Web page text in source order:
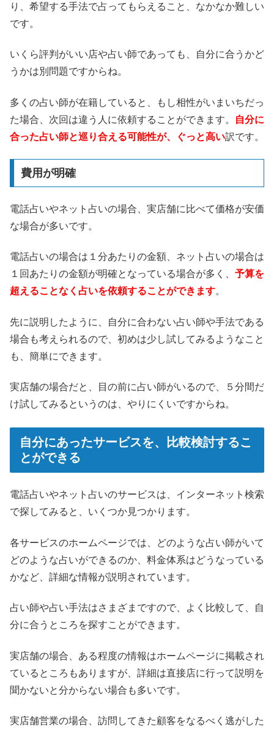
り、希望する手法で占ってもらえること、なかなか難しい
です。
いくら評判がいい店や占い師であっても、自分に合うかど
うかは別問題ですからね。
多くの占い師が在籍していると、もし相性がいまいちだっ
た場合、次回は違う人に依頼することができます。
自分に
合った占い師と巡り合える可能性が、ぐっと高い訳です。
費用が明確
電話占いやネット占いの場合、実店舗に比べて価格が安価
な場合が多いです。
電話占いの場合は１分あたりの金額、ネット占いの場合は
１回あたりの金額が明確となっている場合が多く、 予算を
超えることなく占いを依頼することができます。
先に説明したように、自分に合わない占い師や手法である
場合も考えられるので、初めは少し試してみるようなこと
も、簡単にできます。
実店舗の場合だと、目の前に占い師がいるので、５分間だ
け試してみるというのは、やりにくいですからね。
自分にあったサービスを、比較検討するこ
とができる
電話占いやネット占いのサービスは、インターネット検索
で探してみると、いくつか見つかります。
各サービスのホームページでは、どのような占い師がいて
どのような占いができるのか、料金体系はどうなっている
かなど、詳細な情報が説明されています。
占い師や占い手法はさまざまですので、よく比較して、自
分に合うところを探すことができます。
実店舗の場合、ある程度の情報はホームページに掲載され
ているところもありますが、詳細は直接店に行って説明を
聞かないと分からない場合も多いです。
実店舗営業の場合、訪問してきた顧客をなるべく逃がした